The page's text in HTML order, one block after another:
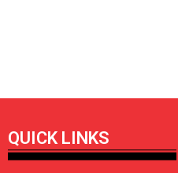
QUICK LINKS